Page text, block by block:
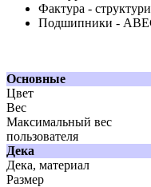
Фактура -
Подшипники -
Основные
Цвет
Вес
Максимальный вес
пользователя
Дека
Дека, материал
Размер